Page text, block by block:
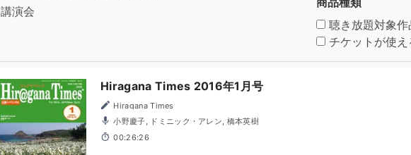
講演会
聴き放題対象作
チケットが使え
Hiragana Times 2016年1月号
Hiragana Times
小野慶子, ドミニック・アレン, 橋本英樹
00:26:26